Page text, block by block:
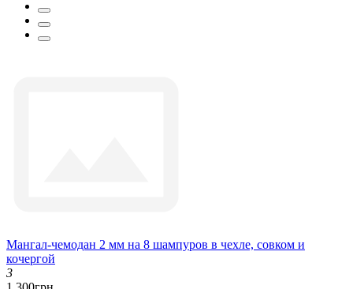
Мангал-чемодан 2 мм на 8 шампуров в чехле, совком и
кочергой
3